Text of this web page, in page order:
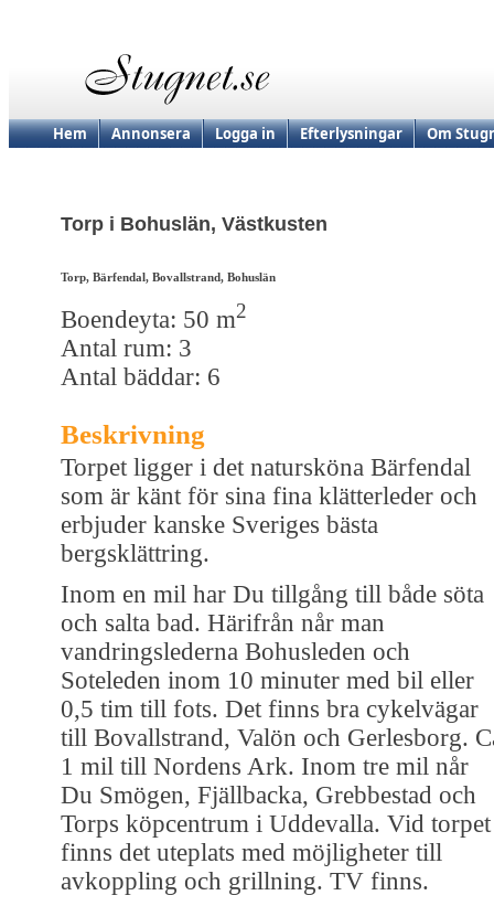
Hem Annonsera Logga in Efterlysningar Om
Torp i Bohuslän, Västkusten
Torp, Bärfendal, Bovallstrand, Bohuslän
Boendeyta: 50 m2
Antal rum: 3
Antal bäddar: 6
Beskrivning
Torpet ligger i det natursköna Bärfendal
som är känt för sina fina klätterleder och
erbjuder kanske Sveriges bästa
bergsklättring.
Inom en mil har Du tillgång till både söta
och salta bad. Härifrån når man
vandringslederna Bohusleden och
Soteleden inom 10 minuter med bil eller
0,5 tim till fots. Det finns bra cykelvägar
till Bovallstrand, Valön och Gerlesborg.
1 mil till Nordens Ark. Inom tre mil når
Du Smögen, Fjällbacka, Grebbestad och
Torps köpcentrum i Uddevalla. Vid torpet
finns det uteplats med möjligheter till
avkoppling och grillning. TV finns.